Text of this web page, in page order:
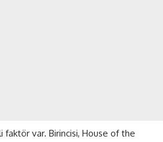
faktör var. Birincisi, House of the